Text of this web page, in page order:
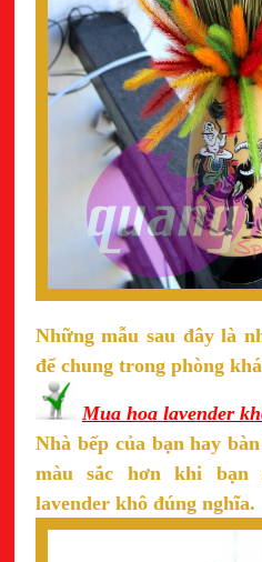
Những mẫu sau đây là
để chung trong phòng
Mua hoa lavender
Nhà bếp của bạn hay
màu sắc hơn khi
lavender khô đúng nghĩa.